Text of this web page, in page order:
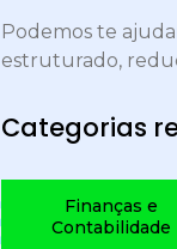
Podemos te
estruturado,
Categorias
Finanças e
Contabilidade